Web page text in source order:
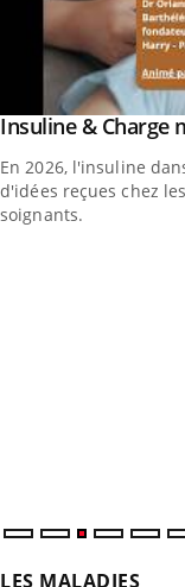
Youtube
Insuline & Charge
En 2026, l'insuline
d'idées reçues chez
soignants.
LES MALADIES